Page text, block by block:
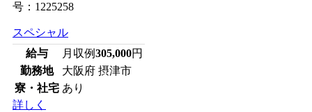
号：1225258
スペシャル
給与
月収例305,000円
勤務地
大阪府 摂津市
寮・社宅 あり
詳しく